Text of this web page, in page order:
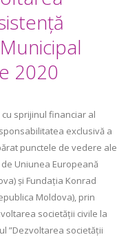
2020
sprijinul financiar al
exclusivă a
punctele de vedere ale
Uniunea Europeană
și Fundația Konrad
Moldova), prin
societății civile la
”Dezvoltarea societății